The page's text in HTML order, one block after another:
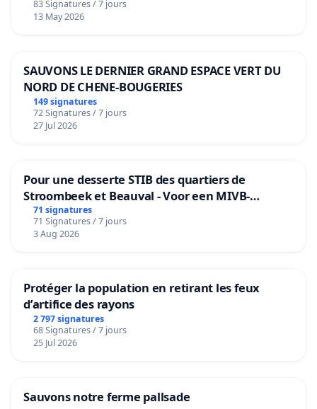
83 Signatures / 7 jours
13 May 2026
SAUVONS LE DERNIER GRAND ESPACE VERT DU
NORD DE CHENE-BOUGERIES
149 signatures
72 Signatures / 7 jours
27 Jul 2026
Pour une desserte STIB des quartiers de
Stroombeek et Beauval - Voor een MIVB-
bediening van de wijken Strombeek en Het
Voor
71 signatures
71 Signatures / 7 jours
3 Aug 2026
Protéger la population en retirant les feux
d’artifice des rayons
2 797 signatures
68 Signatures / 7 jours
25 Jul 2026
Sauvons notre ferme pallsade